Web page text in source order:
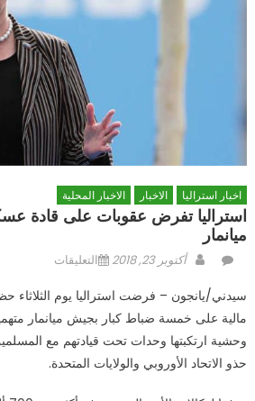
اخبار استراليا الاخبار الاخبار المحلية
استراليا تفرض عقوبات على قادة
ميانمار
Posted
أكتوبر 23, 2018Author التعليقاتعلى
تفرض
عقوبات
على
قادة
سيدني/يانجون – فرضت استراليا يوم الثلاثاء
مالية على خمسة ضباط كبار بجيش ميانمار
وحشية ارتكبتها وحدات تحت قيادتهم مع
حذو الاتحاد الأوروبي والولايات المتحدة.